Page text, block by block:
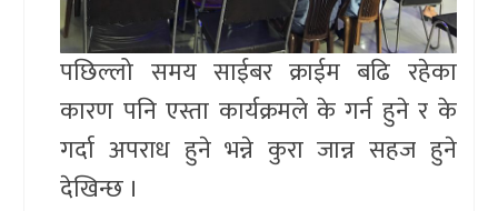
पछिल्लो समय साईबर क्राईम बढि रहेका
कारण पनि एस्ता कार्यक्रमले के गर्न हुने र के
गर्दा अपराध हुने भन्ने कुरा जान्न सहज हुने
देखिन्छ ।